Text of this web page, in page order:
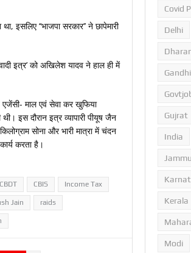
‘‘भाजपा सरकार’’ ने छापेमारी
इत्र’ को अखिलेश यादव ने हाल ही में
माल एवं सेवा कर खुफिया
इस दौरान इत्र व्यापारी पीयूष जैन
सोना और भारी मात्रा में चंदन
करता है।
CBDT CBIS Income Tax
Jain raids
Covid
Delhi
Gandhi
Gujrat
India
Jammu
Kerala
Modi